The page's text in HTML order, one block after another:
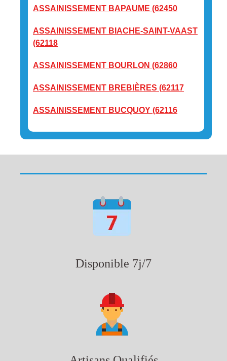
ASSAINISSEMENT BAPAUME (62450
ASSAINISSEMENT BIACHE-SAINT-VAAST
(62118
ASSAINISSEMENT BOURLON (62860
ASSAINISSEMENT BREBIÈRES (62117
ASSAINISSEMENT BUCQUOY (62116
Disponible 7j/7